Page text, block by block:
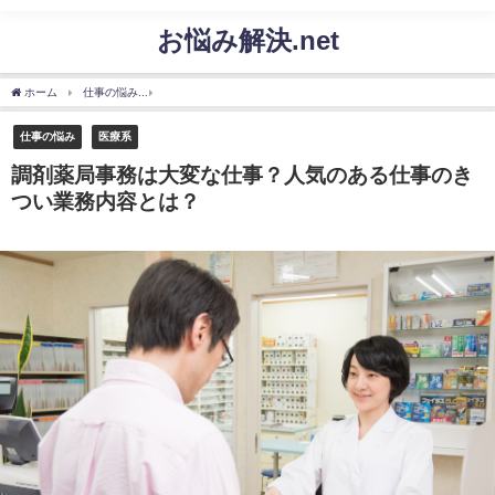
お悩み解決.net
ホーム 仕事の悩み
仕事の悩み 医療系
調剤薬局事務は大変な仕事？人気のある仕事のき
つい業務内容とは？